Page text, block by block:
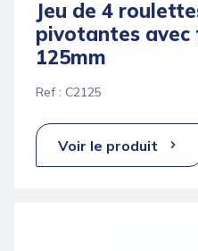
Jeu de 4
pivotantes
125mm
Ref : C2125
Voir le produit